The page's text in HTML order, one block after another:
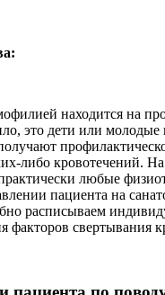
находится на
это дети или молодые
либо кровотечений.
любые
пациента на
расписываем
факторов свертывания